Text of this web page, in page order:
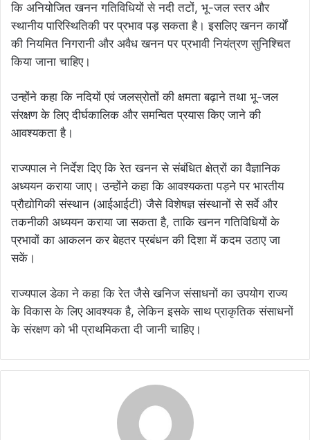
कि अनियोजित खनन गतिविधियों से नदी तटों, भू-जल स्तर और
स्थानीय पारिस्थितिकी पर प्रभाव पड़ सकता है। इसलिए खनन कार्यों
की नियमित निगरानी और अवैध खनन पर प्रभावी नियंत्रण सुनिश्चित
किया जाना चाहिए।
उन्होंने कहा कि नदियों एवं जलस्रोतों की क्षमता बढ़ाने तथा भू-जल
संरक्षण के लिए दीर्घकालिक और समन्वित प्रयास किए जाने की
आवश्यकता है।
राज्यपाल ने निर्देश दिए कि रेत खनन से संबंधित क्षेत्रों का वैज्ञानिक
अध्ययन कराया जाए। उन्होंने कहा कि आवश्यकता पड़ने पर भारतीय
प्रौद्योगिकी संस्थान (आईआईटी) जैसे विशेषज्ञ संस्थानों से सर्वे और
तकनीकी अध्ययन कराया जा सकता है, ताकि खनन गतिविधियों के
प्रभावों का आकलन कर बेहतर प्रबंधन की दिशा में कदम उठाए जा
सकें।
राज्यपाल डेका ने कहा कि रेत जैसे खनिज संसाधनों का उपयोग राज्य
के विकास के लिए आवश्यक है, लेकिन इसके साथ प्राकृतिक संसाधनों
के संरक्षण को भी प्राथमिकता दी जानी चाहिए।